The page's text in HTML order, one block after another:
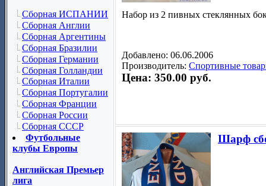
Сборная ИСПАНИИ
Сборная Англии
Сборная Аргентины
Сборная Бразилии
Сборная Германии
Сборная Голландии
Сборная Италии
Сборная Португалии
Сборная Франции
Сборная России
Сборная СССР
Футбольные
клубы Европы
Английская Премьер
лига
Набор из 2 пивных стеклянных
Добавлено: 06.06.2006
Производитель: Спортивные
Цена: 350.00 руб.
Шарф